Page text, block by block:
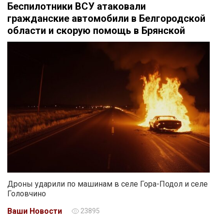
Беспилотники ВСУ атаковали
гражданские автомобили в Белгородской
области и скорую помощь в Брянской
Дроны ударили по машинам в селе Гора-Подол и селе
Головчино
Ваши Новости
23895